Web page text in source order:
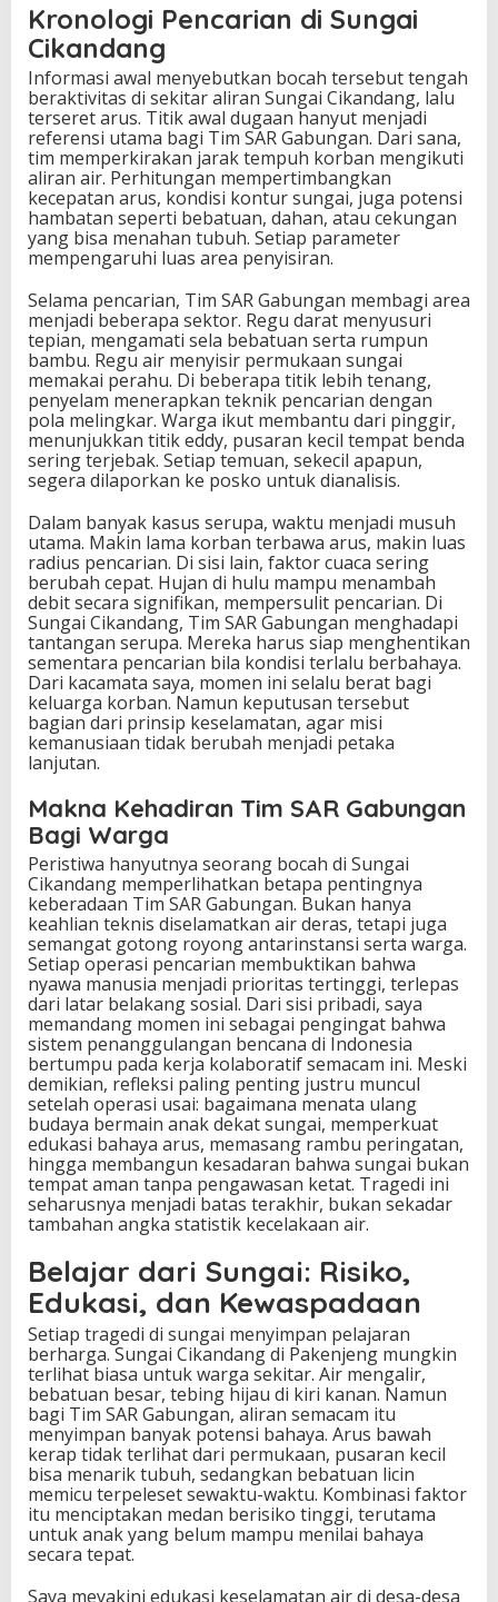
Kronologi Pencarian di Sungai
Cikandang
Informasi awal menyebutkan bocah tersebut tengah
beraktivitas di sekitar aliran Sungai Cikandang, lalu
terseret arus. Titik awal dugaan hanyut menjadi
referensi utama bagi Tim SAR Gabungan. Dari sana,
tim memperkirakan jarak tempuh korban mengikuti
aliran air. Perhitungan mempertimbangkan
kecepatan arus, kondisi kontur sungai, juga potensi
hambatan seperti bebatuan, dahan, atau cekungan
yang bisa menahan tubuh. Setiap parameter
mempengaruhi luas area penyisiran.
Selama pencarian, Tim SAR Gabungan membagi area
menjadi beberapa sektor. Regu darat menyusuri
tepian, mengamati sela bebatuan serta rumpun
bambu. Regu air menyisir permukaan sungai
memakai perahu. Di beberapa titik lebih tenang,
penyelam menerapkan teknik pencarian dengan
pola melingkar. Warga ikut membantu dari pinggir,
menunjukkan titik eddy, pusaran kecil tempat benda
sering terjebak. Setiap temuan, sekecil apapun,
segera dilaporkan ke posko untuk dianalisis.
Dalam banyak kasus serupa, waktu menjadi musuh
utama. Makin lama korban terbawa arus, makin luas
radius pencarian. Di sisi lain, faktor cuaca sering
berubah cepat. Hujan di hulu mampu menambah
debit secara signifikan, mempersulit pencarian. Di
Sungai Cikandang, Tim SAR Gabungan menghadapi
tantangan serupa. Mereka harus siap menghentikan
sementara pencarian bila kondisi terlalu berbahaya.
Dari kacamata saya, momen ini selalu berat bagi
keluarga korban. Namun keputusan tersebut
bagian dari prinsip keselamatan, agar misi
kemanusiaan tidak berubah menjadi petaka
lanjutan.
Makna Kehadiran Tim SAR Gabungan
Bagi Warga
Peristiwa hanyutnya seorang bocah di Sungai
Cikandang memperlihatkan betapa pentingnya
keberadaan Tim SAR Gabungan. Bukan hanya
keahlian teknis diselamatkan air deras, tetapi juga
semangat gotong royong antarinstansi serta warga.
Setiap operasi pencarian membuktikan bahwa
nyawa manusia menjadi prioritas tertinggi, terlepas
dari latar belakang sosial. Dari sisi pribadi, saya
memandang momen ini sebagai pengingat bahwa
sistem penanggulangan bencana di Indonesia
bertumpu pada kerja kolaboratif semacam ini. Meski
demikian, refleksi paling penting justru muncul
setelah operasi usai: bagaimana menata ulang
budaya bermain anak dekat sungai, memperkuat
edukasi bahaya arus, memasang rambu peringatan,
hingga membangun kesadaran bahwa sungai bukan
tempat aman tanpa pengawasan ketat. Tragedi ini
seharusnya menjadi batas terakhir, bukan sekadar
tambahan angka statistik kecelakaan air.
Belajar dari Sungai: Risiko,
Edukasi, dan Kewaspadaan
Setiap tragedi di sungai menyimpan pelajaran
berharga. Sungai Cikandang di Pakenjeng mungkin
terlihat biasa untuk warga sekitar. Air mengalir,
bebatuan besar, tebing hijau di kiri kanan. Namun
bagi Tim SAR Gabungan, aliran semacam itu
menyimpan banyak potensi bahaya. Arus bawah
kerap tidak terlihat dari permukaan, pusaran kecil
bisa menarik tubuh, sedangkan bebatuan licin
memicu terpeleset sewaktu-waktu. Kombinasi faktor
itu menciptakan medan berisiko tinggi, terutama
untuk anak yang belum mampu menilai bahaya
secara tepat.
Saya meyakini edukasi keselamatan air di desa-desa